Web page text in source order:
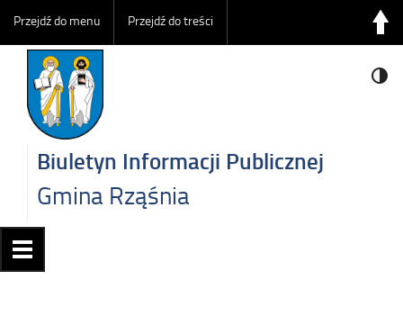
Przejdź do menu Przejdź do treści
Biuletyn Informacji Publicznej
Gmina Rząśnia